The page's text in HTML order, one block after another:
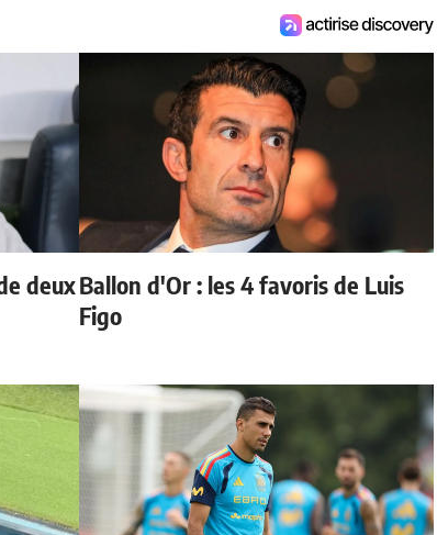
deuxBallon d'Or : les 4 favoris de Luis
Figo